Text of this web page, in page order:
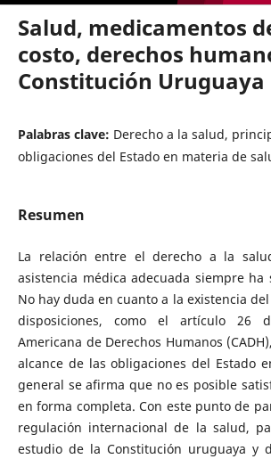
Salud, medicamentos
costo, derechos
Constitución Uruguaya
Palabras clave: Derecho a la salud,
obligaciones del Estado en materia de
Resumen
La relación entre el derecho a la
asistencia médica adecuada siempre
No hay duda en cuanto a la existencia
disposiciones, como el artículo 26
Americana de Derechos Humanos
alcance de las obligaciones del Estado
general se afirma que no es posible
en forma completa. Con este punto de
regulación internacional de la salud,
estudio de la Constitución uruguaya y